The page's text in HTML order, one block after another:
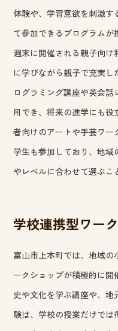
体験や、学習意欲を刺激す
て参加できるプログラムが
週末に開催される親子向
に学びながら親子で充実
ログラミング講座や英会
用でき、将来の進学にも
者向けのアートや手芸ワー
学生も参加しており、地
やレベルに合わせて選ぶこ
学校連携型ワー
富山市上本町では、地域の
ークショップが積極的に
史や文化を学ぶ講座や、
験は、学校の授業だけでは